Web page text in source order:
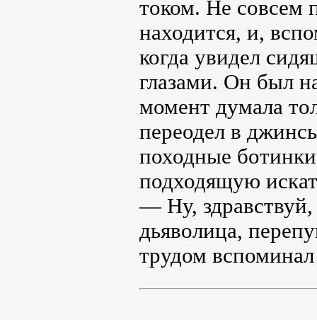
током. Не совсем
находится, и,
когда увидел
глазами. Он был
момент думала
переодел в
походные
подходящую
— Ну,
дьяволица,
трудом